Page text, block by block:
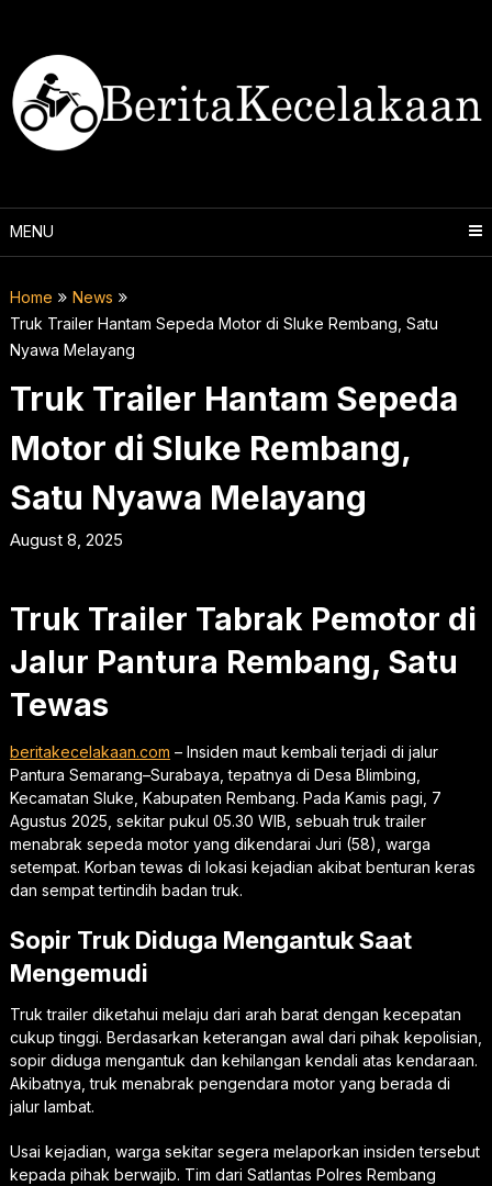
content
MENU
Home
News
Truk Trailer Hantam Sepeda Motor di Sluke Rembang, Satu
Nyawa Melayang
Truk Trailer Hantam Sepeda
Motor di Sluke Rembang,
Satu Nyawa Melayang
August 8, 2025
Truk Trailer Tabrak Pemotor di
Jalur Pantura Rembang, Satu
Tewas
beritakecelakaan.com – Insiden maut kembali terjadi di jalur
Pantura Semarang–Surabaya, tepatnya di Desa Blimbing,
Kecamatan Sluke, Kabupaten Rembang. Pada Kamis pagi, 7
Agustus 2025, sekitar pukul 05.30 WIB, sebuah truk trailer
menabrak sepeda motor yang dikendarai Juri (58), warga
setempat. Korban tewas di lokasi kejadian akibat benturan keras
dan sempat tertindih badan truk.
Sopir Truk Diduga Mengantuk Saat
Mengemudi
Truk trailer diketahui melaju dari arah barat dengan kecepatan
cukup tinggi. Berdasarkan keterangan awal dari pihak kepolisian,
sopir diduga mengantuk dan kehilangan kendali atas kendaraan.
Akibatnya, truk menabrak pengendara motor yang berada di
jalur lambat.
Usai kejadian, warga sekitar segera melaporkan insiden tersebut
kepada pihak berwajib. Tim dari Satlantas Polres Rembang